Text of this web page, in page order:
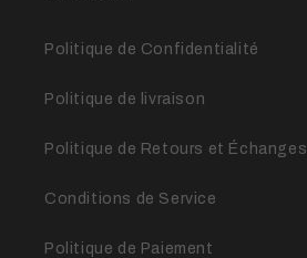
Politique de Confidentialité
Politique de livraison
Politique de Retours et Échanges
Conditions de Service
Politique de Paiement